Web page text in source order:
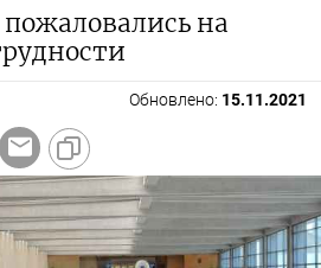
на
Обновлено: 15.11.2021